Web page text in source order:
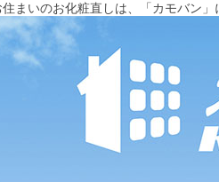
まいのお化粧直しは、「カモバン」